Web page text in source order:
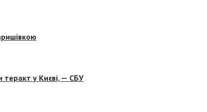
теракт у Києві, — СБУ